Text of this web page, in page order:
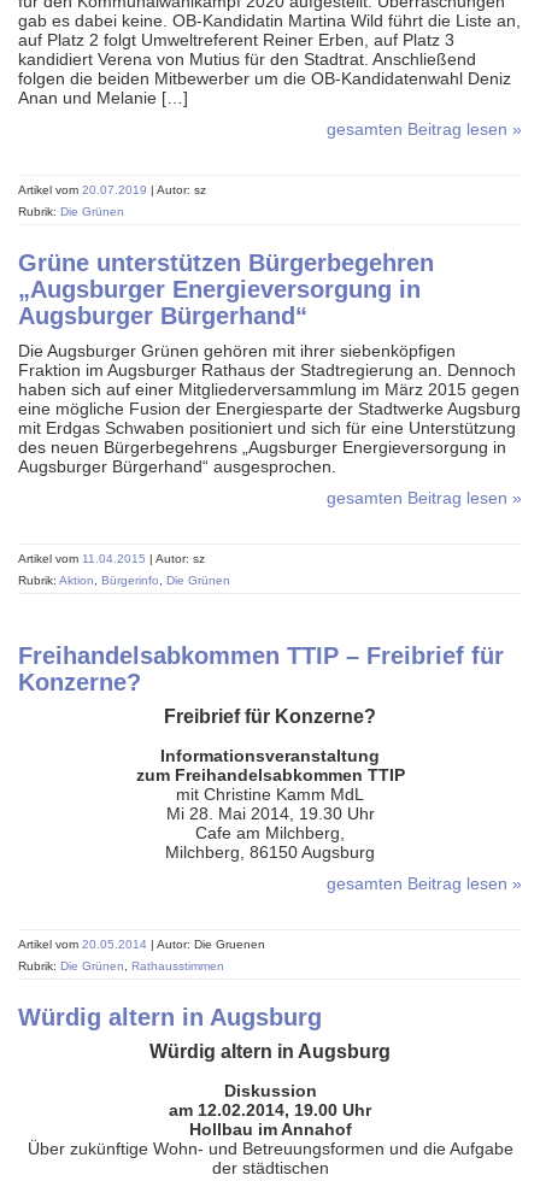
gab es dabei keine. OB-Kandidatin Martina Wild führt die Liste an,
auf Platz 2 folgt Umweltreferent Reiner Erben, auf Platz 3
kandidiert Verena von Mutius für den Stadtrat. Anschließend
folgen die beiden Mitbewerber um die OB-Kandidatenwahl Deniz
Anan und Melanie […]
gesamten Beitrag lesen »
Artikel vom 20.07.2019 | Autor: sz
Rubrik: Die Grünen
Grüne unterstützen Bürgerbegehren
„Augsburger Energieversorgung in
Augsburger Bürgerhand“
Die Augsburger Grünen gehören mit ihrer siebenköpfigen
Fraktion im Augsburger Rathaus der Stadtregierung an. Dennoch
haben sich auf einer Mitgliederversammlung im März 2015 gegen
eine mögliche Fusion der Energiesparte der Stadtwerke Augsburg
mit Erdgas Schwaben positioniert und sich für eine Unterstützung
des neuen Bürgerbegehrens „Augsburger Energieversorgung in
Augsburger Bürgerhand“ ausgesprochen.
gesamten Beitrag lesen »
Artikel vom 11.04.2015 | Autor: sz
Rubrik: Aktion Bürgerinfo Die Grünen
Freihandelsabkommen TTIP – Freibrief für
Konzerne?
Freibrief für Konzerne?
Informationsveranstaltung
zum Freihandelsabkommen TTIP
mit Christine Kamm MdL
Mi 28. Mai 2014, 19.30 Uhr
Cafe am Milchberg,
Milchberg, 86150 Augsburg
gesamten Beitrag lesen »
Artikel vom 20.05.2014 | Autor: Die Gruenen
Rubrik: Die Grünen Rathausstimmen
Würdig altern in Augsburg
Würdig altern in Augsburg
Diskussion
am 12.02.2014, 19.00 Uhr
Hollbau im Annahof
Über zukünftige Wohn- und Betreuungsformen und die Aufgabe
der städtischen